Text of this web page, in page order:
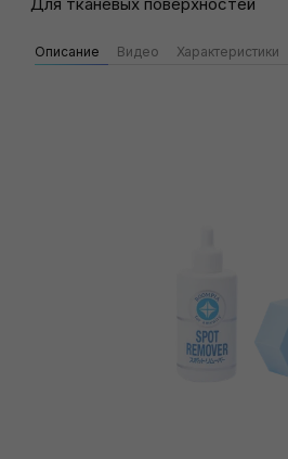
Описание Видео Характеристики